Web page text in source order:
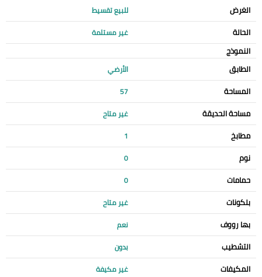
الغرض للبيع تقسيط
الحالة غير مستلمة
النموذج
الطابق
الأرضي
المساحة 57
مساحة الحديقة غير متاح
مطابخ 1
نوم 0
حمامات 0
بلكونات غير متاح
بها رووف نعم
التشطيب بدون
المكيفات غير مكيفة